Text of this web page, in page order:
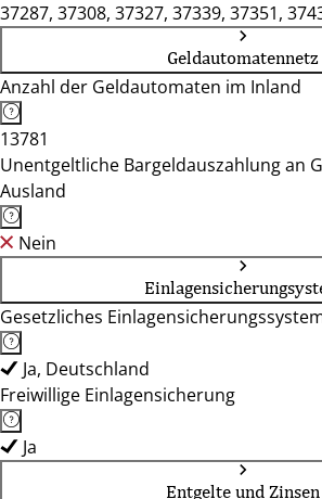
37287, 37308, 37327, 37339, 37351,
Geldautomatennetz
Anzahl der Geldautomaten im Inland
13781
Unentgeltliche Bargeldauszahlung an
Ausland
Nein
Gesetzliches
Ja, Deutschland
Freiwillige Einlagensicherung
Ja
Entgelte und Zinsen